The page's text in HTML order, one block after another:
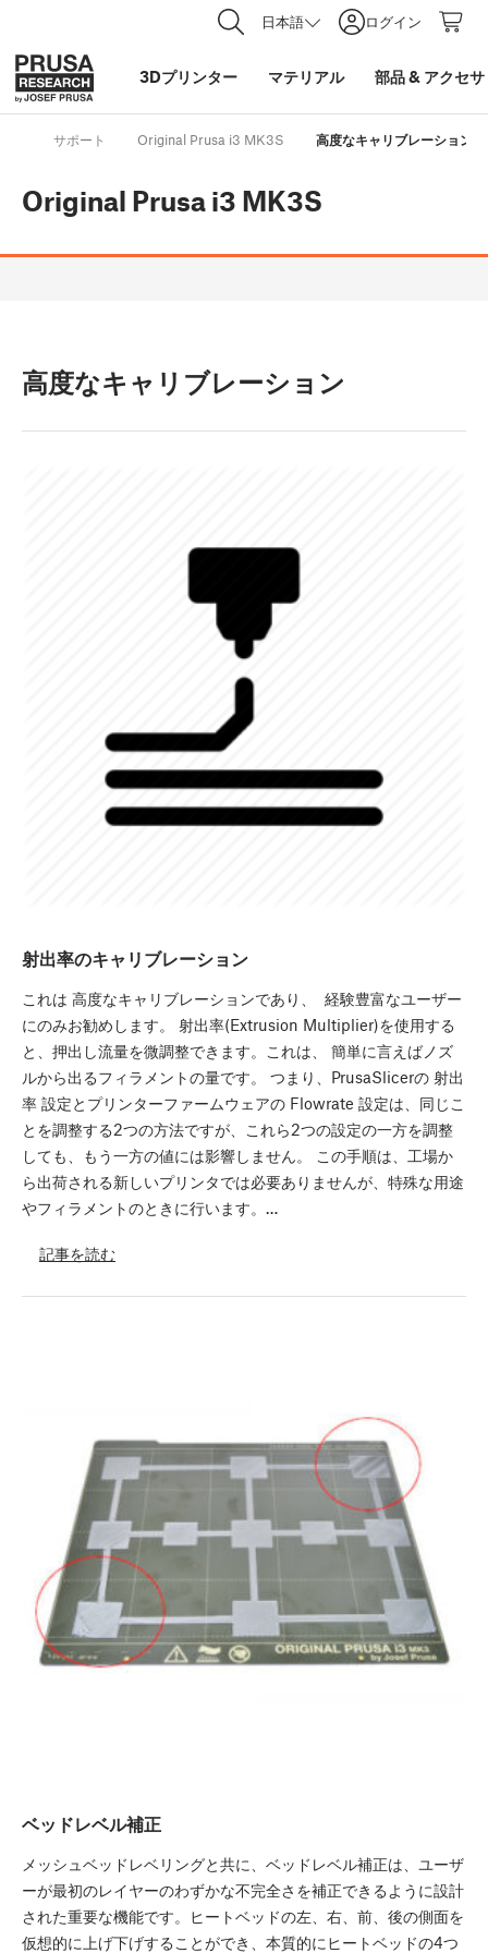
日本語 ログイン
3Dプリンター マテリアル 部品& アクセ
サポート Original Prusa i3 MK3S 高度なキャリブレーション
Original Prusa i3 MK3S
高度なキャリブレーション
射出率のキャリブレーション
これは 高度なキャリブレーションであり、 経験豊富なユーザー
にのみお勧めします。 射出率(Extrusion Multiplier)を使用する
と、押出し流量を微調整できます。これは、 簡単に言えばノズ
ルから出るフィラメントの量です。 つまり、PrusaSlicerの 射出
率 設定とプリンターファームウェアの Flowrate 設定は、同じこ
とを調整する2つの方法ですが、これら2つの設定の一方を調整
しても、もう一方の値には影響しません。 この手順は、工場か
ら出荷される新しいプリンタでは必要ありませんが、特殊な用途
やフィラメントのときに行います。…
記事を読む
ベッドレベル補正
メッシュベッドレベリングと共に、ベッドレベル補正は、ユーザ
ーが最初のレイヤーのわずかな不完全さを補正できるように設計
された重要な機能です。ヒートベッドの左、右、前、後の側面を
仮想的に上げ下げすることができ、本質的にヒートベッドの4つ